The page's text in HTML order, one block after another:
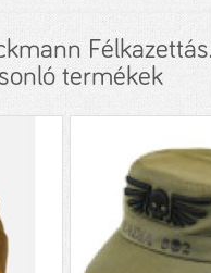
termékek